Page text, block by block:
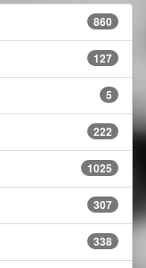
860
127
5
222
1025
307
338